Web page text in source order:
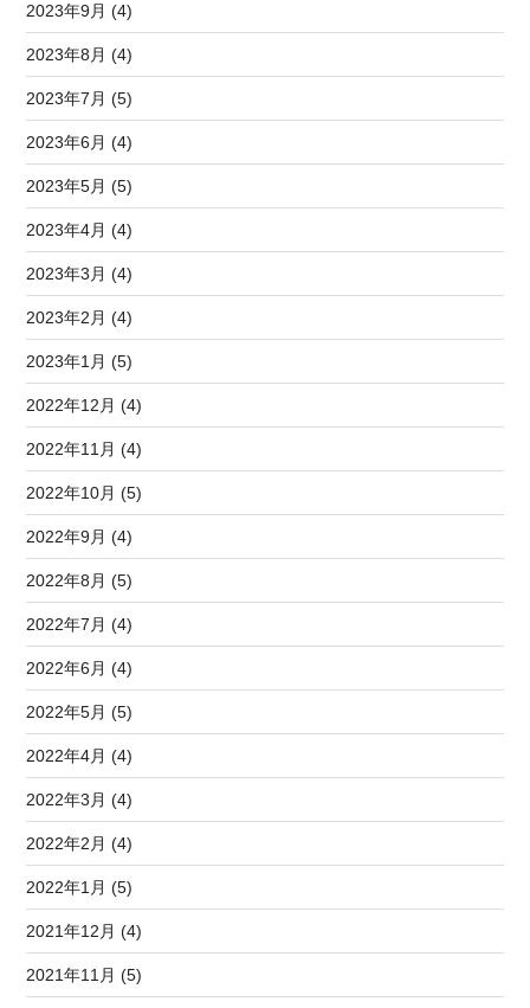
2023年9月 (4)
2023年8月 (4)
2023年7月 (5)
2023年6月 (4)
2023年5月 (5)
2023年4月 (4)
2023年3月 (4)
2023年2月 (4)
2023年1月 (5)
2022年12月 (4)
2022年11月 (4)
2022年10月 (5)
2022年9月 (4)
2022年8月 (5)
2022年7月 (4)
2022年6月 (4)
2022年5月 (5)
2022年4月 (4)
2022年3月 (4)
2022年2月 (4)
2022年1月 (5)
2021年12月 (4)
2021年11月 (5)